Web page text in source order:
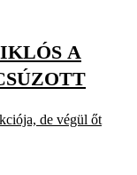
A
de végül őt